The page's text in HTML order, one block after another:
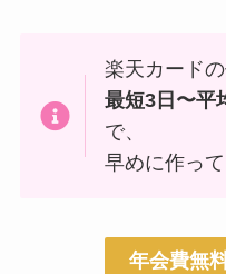
楽天カード
最短3日〜平
で、
早めに作っ
年会費無